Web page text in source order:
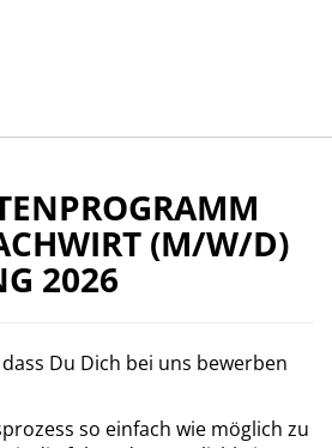
(M/W/D)
2026
Du Dich bei uns bewerben
so einfach wie möglich zu